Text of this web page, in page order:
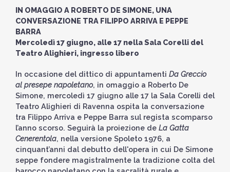
IN OMAGGIO A ROBERTO DE SIMONE, UNA
CONVERSAZIONE TRA FILIPPO ARRIVA E PEPPE
BARRA
Mercoledì 17 giugno, alle 17 nella Sala Corelli del
Teatro Alighieri, ingresso libero
In occasione del dittico di appuntamenti Da Greccio
al presepe napoletano, in omaggio a Roberto De
Simone, mercoledì 17 giugno alle 17 la Sala Corelli del
Teatro Alighieri di Ravenna ospita la conversazione
tra Filippo Arriva e Peppe Barra sul regista scomparso
l’anno scorso. Seguirà la proiezione de La Gatta
Cenerentola, nella versione Spoleto 1976, a
cinquant’anni dal debutto dell'opera in cui De Simone
seppe fondere magistralmente la tradizione colta del